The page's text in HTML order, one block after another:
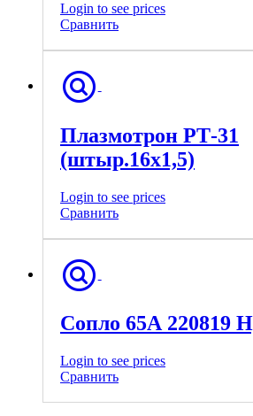
Login to see prices
Сравнить
Плазмотрон РТ-31
(штыр.16х1,5)
Login to see prices
Сравнить
Сопло 65А 220819
Login to see prices
Сравнить